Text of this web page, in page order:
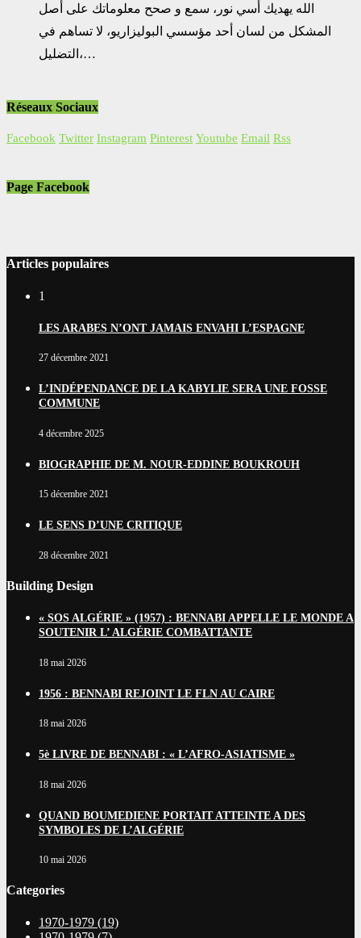
الله يهديك أسي نور، سمع و صحح معلوماتك على أصل
المشكل من لسان أحد مؤسسي البوليزاريو، لا تساهم في
التضليل،…
Réseaux Sociaux
Facebook Twitter Instagram Pinterest Youtube Email Rss
Page Facebook
Articles populaires
1
LES ARABES N’ONT JAMAIS ENVAHI L’ESPAGNE
27 décembre 2021
L’INDÉPENDANCE DE LA KABYLIE SERA UNE FOSSE
COMMUNE
4 décembre 2025
BIOGRAPHIE DE M. NOUR-EDDINE BOUKROUH
15 décembre 2021
LE SENS D’UNE CRITIQUE
28 décembre 2021
Building Design
« SOS ALGÉRIE » (1957) : BENNABI APPELLE LE MONDE A
SOUTENIR L’ ALGÉRIE COMBATTANTE
18 mai 2026
1956 : BENNABI REJOINT LE FLN AU CAIRE
18 mai 2026
5è LIVRE DE BENNABI : « L’AFRO-ASIATISME »
18 mai 2026
QUAND BOUMEDIENE PORTAIT ATTEINTE A DES
SYMBOLES DE L’ALGÉRIE
10 mai 2026
Categories
1970-1979 (19)